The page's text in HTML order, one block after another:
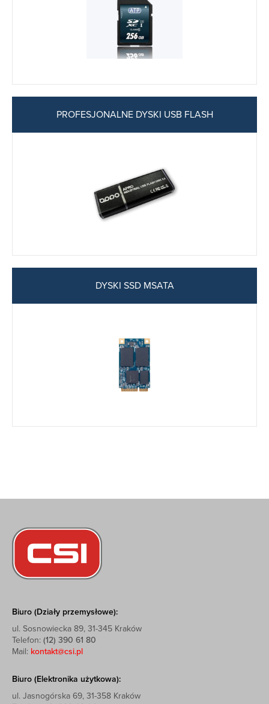
PROFESJONALNE DYSKI USB FLASH
DYSKI SSD MSATA
Biuro (Działy przemysłowe):
ul. Sosnowiecka 89, 31-345 Kraków
Telefon: (12) 390 61 80
Mail: kontakt@csi.pl
Biuro (Elektronika użytkowa):
ul. Jasnogórska 69, 31-358 Kraków